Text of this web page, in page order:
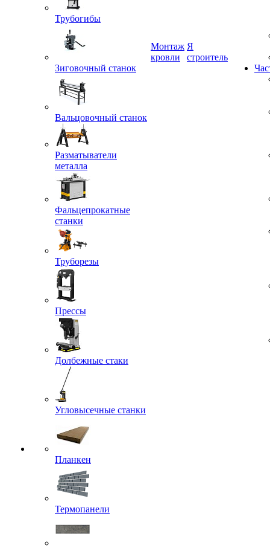
Трубогибы
Зиговочный станок
Вальцовочный станок
Разматыватели
металла
Фальцепрокатные
станки
Труборезы
Прессы
Долбежные стаки
Угловысечные станки
Планкен
Термопанели
Монтаж
Я